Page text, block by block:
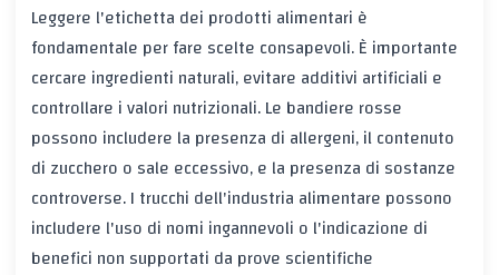
Leggere l'etichetta dei prodotti alimentari è
fondamentale per fare scelte consapevoli. È importante
cercare ingredienti naturali, evitare additivi artificiali e
controllare i valori nutrizionali. Le bandiere rosse
possono includere la presenza di allergeni, il contenuto
di zucchero o sale eccessivo, e la presenza di sostanze
controverse. I trucchi dell'industria alimentare possono
includere l'uso di nomi ingannevoli o l'indicazione di
benefici non supportati da prove scientifiche